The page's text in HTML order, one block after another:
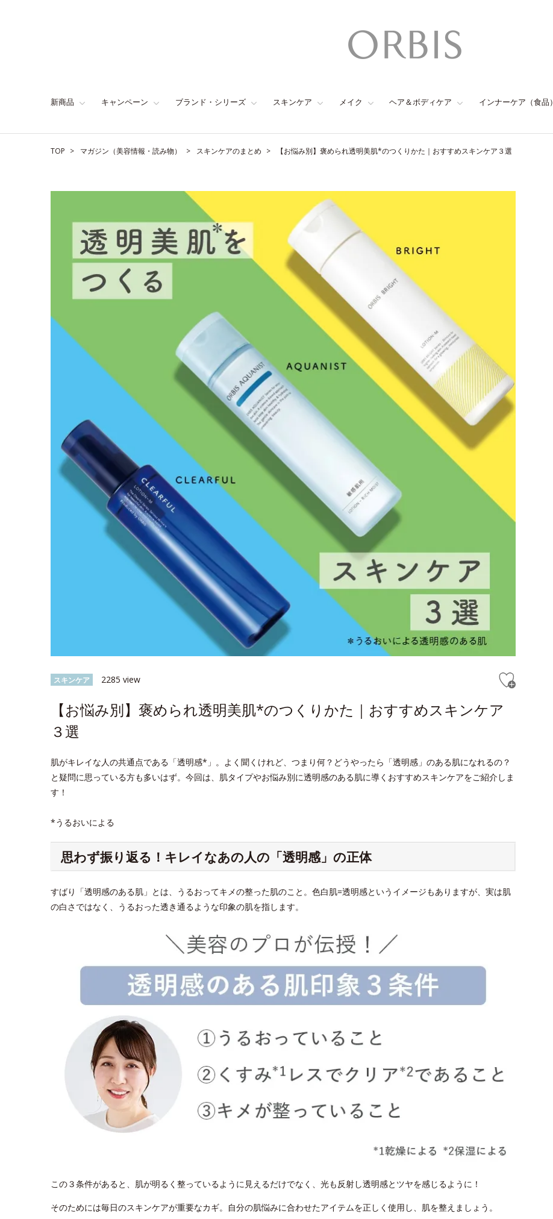
新商品 キャンペーン ブランド・シリーズ スキンケア メイク ヘア＆ボディケア インナーケア（食品）
TOP マガジン（美容情報・読み物） スキンケアのまとめ 【お悩み別】褒められ透明美肌*のつくりかた｜おすすめスキンケア３選
スキンケア 2285 view
【お悩み別】褒められ透明美肌*のつくりかた｜おすすめスキンケア
３選
肌がキレイな人の共通点である「透明感*」。よく聞くけれど、つまり何？どうやったら「透明感」のある肌になれるの？
と疑問に思っている方も多いはず。今回は、肌タイプやお悩み別に透明感のある肌に導くおすすめスキンケアをご紹介しま
す！
*うるおいによる
思わず振り返る！キレイなあの人の「透明感」の正体
すばり「透明感のある肌」とは、うるおってキメの整った肌のこと。色白肌=透明感というイメージもありますが、実は肌
の白さではなく、うるおった透き通るような印象の肌を指します。
この３条件があると、肌が明るく整っているように見えるだけでなく、光も反射し透明感とツヤを感じるように！
そのためには毎日のスキンケアが重要なカギ。自分の肌悩みに合わせたアイテムを正しく使用し、肌を整えましょう。